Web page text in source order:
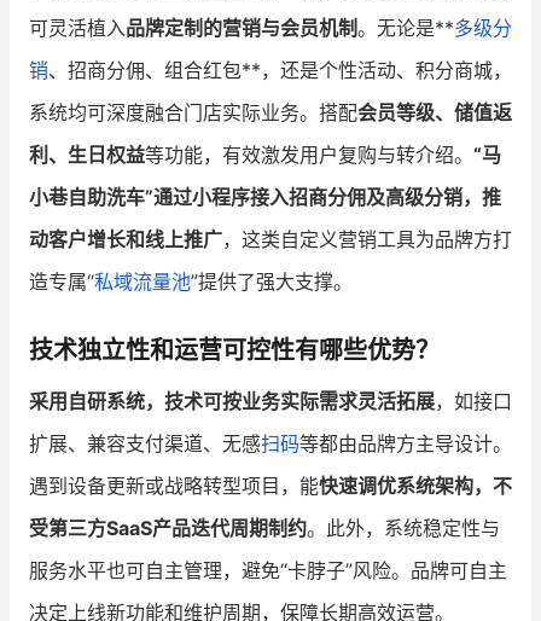
可灵活植入品牌定制的营销与会员机制。无论是**多级分
销、招商分佣、组合红包**，还是个性活动、积分商城，
系统均可深度融合门店实际业务。搭配会员等级、储值返
利、生日权益等功能，有效激发用户复购与转介绍。 “马
小巷自助洗车”通过小程序接入招商分佣及高级分销，推
动客户增长和线上推广，这类自定义营销工具为品牌方打
造专属“私域流量池”提供了强大支撑。
技术独立性和运营可控性有哪些优势？
采用自研系统，技术可按业务实际需求灵活拓展，如接口
扩展、兼容支付渠道、无感扫码等都由品牌方主导设计。
遇到设备更新或战略转型项目，能快速调优系统架构，不
受第三方SaaS产品迭代周期制约。此外，系统稳定性与
服务水平也可自主管理，避免“卡脖子”风险。品牌可自主
决定上线新功能和维护周期，保障长期高效运营。